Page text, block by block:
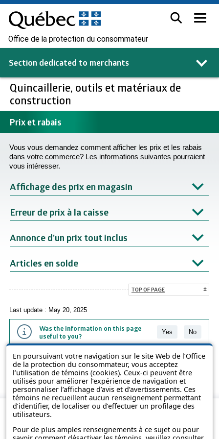
En poursuivant votre navigation sur le site Web de l’Office
de la protection du consommateur, vous acceptez
l’utilisation de témoins (cookies). Ceux-ci peuvent être
utilisés pour améliorer l’expérience de navigation et
personnaliser l’affichage d’avis et d’avertissements. Ces
témoins ne recueillent aucun renseignement permettant
d’identifier, de localiser ou d’effectuer un profilage des
utilisateurs.
Pour de plus amples renseignements à ce sujet ou pour
Office de la protection du consommateur
Section dedicated to merchants
Quincaillerie, outils et matériaux de
construction
Prix et rabais
Vous vous demandez comment afficher les prix et les rabais
dans votre commerce? Les informations suivantes pourraient
vous intéresser.
Affichage des prix en magasin
Erreur de prix à la caisse
Annonce d'un prix tout inclus
Articles en solde
TOP OF PAGE
Last update : May 20, 2025
Was the information on this page
useful to you?
Yes No
The information contained on this page is presented in simple terms to
make it easier to understand. It does not replace the texts of the laws
and regulations.